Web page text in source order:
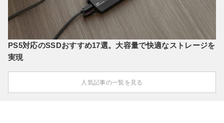
PS5対応のSSDおすすめ17選。大容量で快適なストレージを
実現
人気記事の一覧を見る